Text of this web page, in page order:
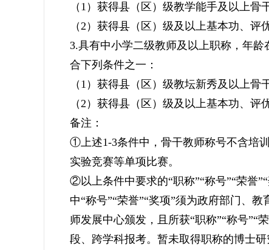
（1）获得县（区）级教学能手及以上骨
（2）获得县（区）级及以上基本功、评
3.具有中小学二级教师及以上职称，年龄
合下列条件之一：
（1）获得县（区）级教坛新秀及以上骨
（2）获得县（区）级及以上基本功、评
备注：
①上述1-3条件中，骨干教师称号不含培
实验竞赛等单项比赛。
②以上条件中要求的“职称”“称号”“荣誉
中“称号”“荣誉”“奖项”须为政府部门、
师发展中心颁发，且所获“职称”“称号”“
段、跨学科报考。暂未取得职称的博士